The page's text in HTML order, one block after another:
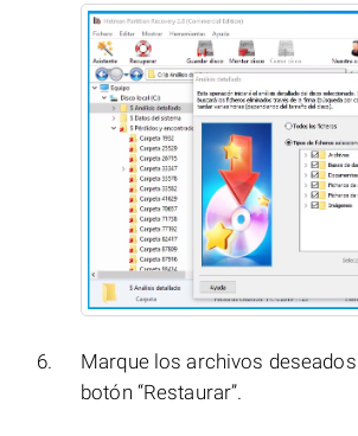
Marque los archivos
botón “Restaurar”.